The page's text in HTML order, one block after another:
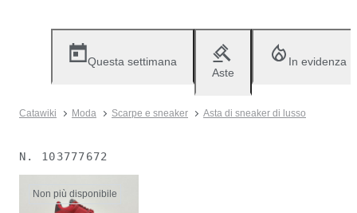
Questa settimana
Aste
In evidenza
Catawiki Moda Scarpe e sneaker Asta di sneaker di lusso
N. 103777672
Non più disponibile